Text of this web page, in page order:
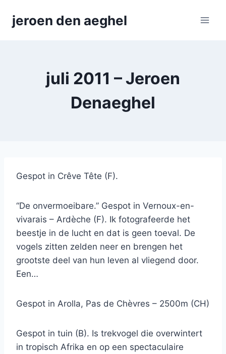
jeroen den aeghel
juli 2011 – Jeroen
Denaeghel
Gespot in Crêve Tête (F).
“De onvermoeibare.” Gespot in Vernoux-en-
vivarais – Ardèche (F). Ik fotografeerde het
beestje in de lucht en dat is geen toeval. De
vogels zitten zelden neer en brengen het
grootste deel van hun leven al vliegend door.
Een…
Gespot in Arolla, Pas de Chèvres – 2500m (CH)
Gespot in tuin (B). Is trekvogel die overwintert
in tropisch Afrika en op een spectaculaire